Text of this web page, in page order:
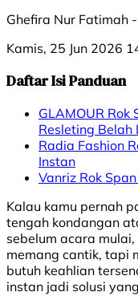
Ghefira Nur Fatimah -
Kamis, 25 Jun 2026
Daftar Isi Panduan
GLAMOUR Rok
Resleting Belah
Radia Fashion
Instan
Vanriz Rok
Kalau kamu pernah
tengah kondangan
sebelum acara
memang cantik, tapi
butuh keahlian
instan jadi solusi